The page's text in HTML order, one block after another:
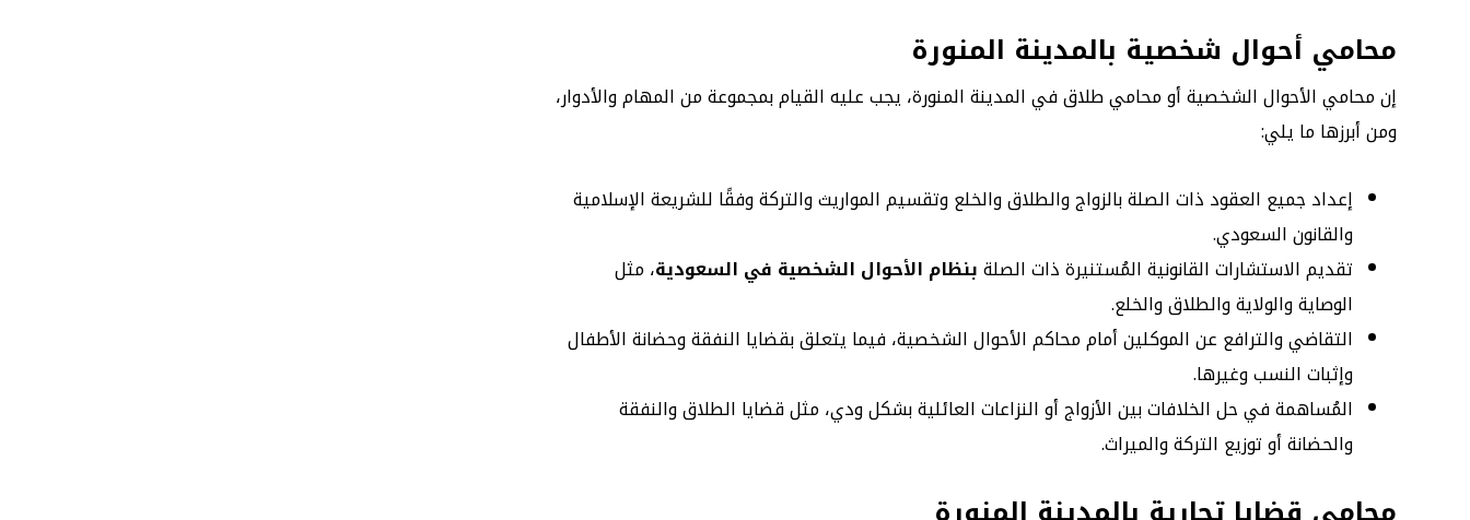
محامي أحوال شخصية بالمدينة المنورة
إن محامي الأحوال الشخصية أو محامي طلاق في المدينة المنورة، يجب عليه القيام بمجموعة من المهام والأدوار،
ومن أبرزها ما يلي:
إعداد جميع العقود ذات الصلة بالزواج والطلاق والخلع وتقسيم المواريث والتركة وفقًا للشريعة الإسلامية
والقانون السعودي.
تقديم الاستشارات القانونية المُستنيرة ذات الصلةبنظام الأحوال الشخصية في السعودية، مثل
الوصاية والولاية والطلاق والخلع.
التقاضي والترافع عن الموكلين أمام محاكم الأحوال الشخصية، فيما يتعلق بقضايا النفقة وحضانة الأطفال
وإثبات النسب وغيرها.
المُساهمة في حل الخلافات بين الأزواج أو النزاعات العائلية بشكل ودي، مثل قضايا الطلاق والنفقة
والحضانة أو توزيع التركة والميراث.